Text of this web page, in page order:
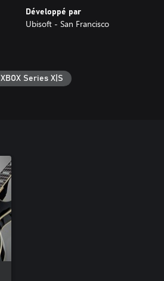
Développé par
Ubisoft - San Francisco
XBOX Series X|S